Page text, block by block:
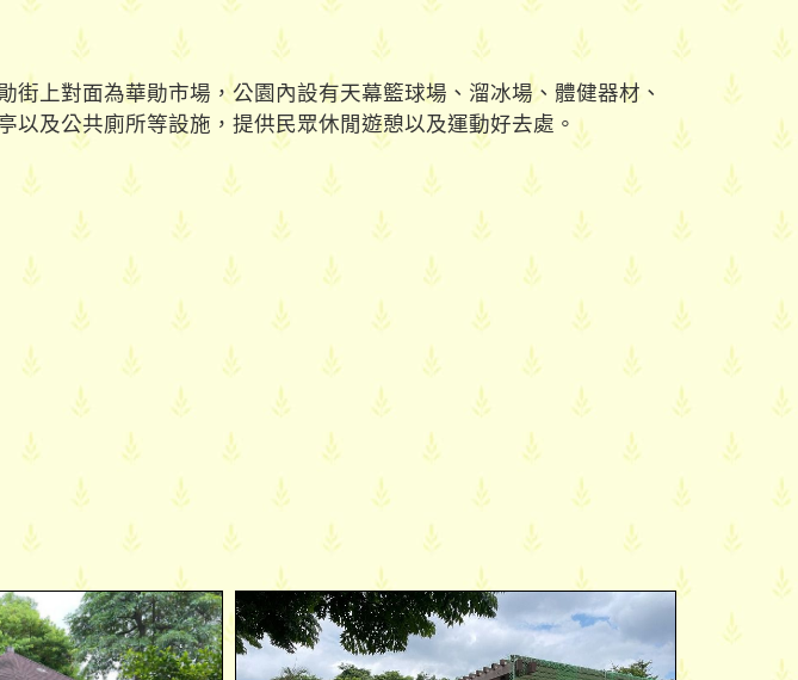
街上對面為華勛市場，公園內設有天幕籃球場、溜冰場、體健器材、
以及公共廁所等設施，提供民眾休閒遊憩以及運動好去處。